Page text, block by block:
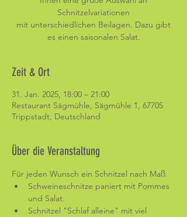
Schnitzelvariationen
mit unterschiedlichen Beilagen. Dazu gibt
es einen saisonalen Salat.
Zeit & Ort
31. Jan. 2025, 18:00 – 21:00
Restaurant Sägmühle, Sägmühle 1, 67705
Trippstadt, Deutschland
Über die Veranstaltung
Für jeden Wunsch ein Schnitzel nach Maß.
Schweineschnitze paniert mit Pommes
und Salat.
Schnitzel "Schlaf alleine" mit viel